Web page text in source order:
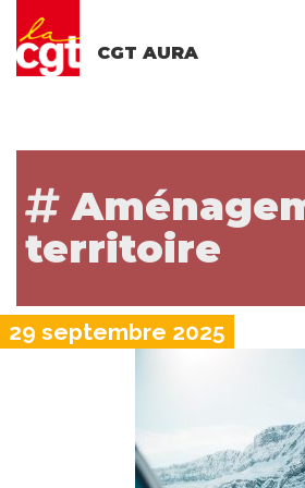
CGT AURA
territoire
29 septembre 2025